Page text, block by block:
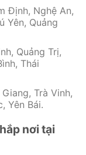
Định, Nghệ An,
Yên, Quảng
Quảng Trị,
Thái
Trà Vinh,
Yên Bái.
nơi tại